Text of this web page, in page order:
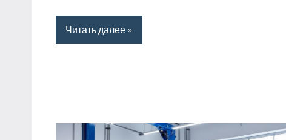
Читать далее